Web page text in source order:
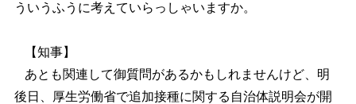
ういうふうに考えていらっしゃいますか。
【知事】
あとも関連して御質問があるかもしれませんけど、明
後日、厚生労働省で追加接種に関する自治体説明会が開